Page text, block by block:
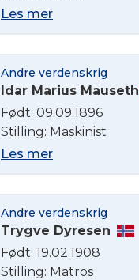
Les mer
Andre verdenskrig
Idar Marius Mauseth
Født: 09.09.1896
Stilling: Maskinist
Les mer
Andre verdenskrig
Trygve Dyresen
Født: 19.02.1908
Stilling: Matros